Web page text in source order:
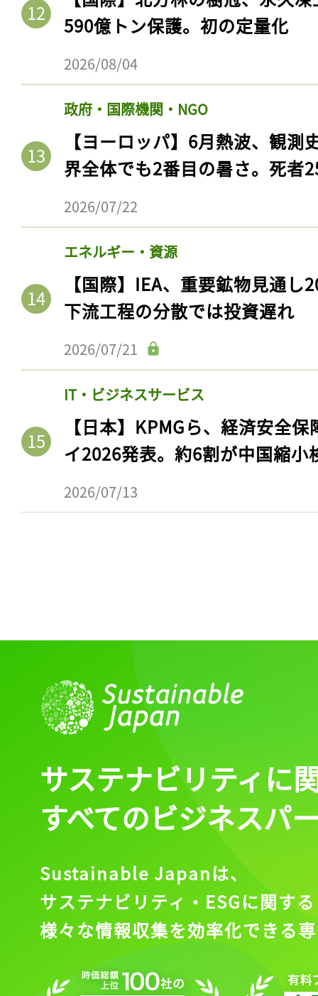
590億トン保護。初の定量化
2026/08/04
政府・国際機関・NGO
【ヨーロッパ】6月熱波、観
界全体でも2番目の暑さ。死者
2026/07/22
エネルギー・資源
【国際】IEA、重要鉱物見通
下流工程の分散では投資遅れ
2026/07/21
IT・ビジネスサービス
【日本】KPMGら、経済安全
イ2026発表。約6割が中国縮小
2026/07/13
サステナビリティに
すべてのビジネスパ
Sustainable Japanは、
サステナビリティ・ESGに関する
様々な情報収集を効率化できる